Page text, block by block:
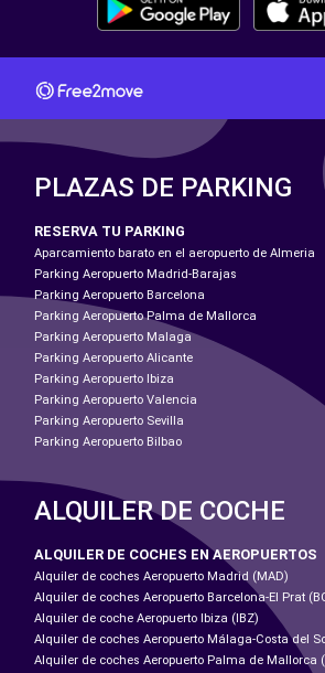
PLAZAS DE PARKING
RESERVA TU PARKING
Aparcamiento barato en el aeropuerto de Almeria
Parking Aeropuerto Madrid-Barajas
Parking Aeropuerto Barcelona
Parking Aeropuerto Palma de Mallorca
Parking Aeropuerto Malaga
Parking Aeropuerto Alicante
Parking Aeropuerto Ibiza
Parking Aeropuerto Valencia
Parking Aeropuerto Sevilla
Parking Aeropuerto Bilbao
ALQUILER DE COCHE
ALQUILER DE COCHES EN AEROPUERTOS
Alquiler de coches Aeropuerto Madrid (MAD)
Alquiler de coches Aeropuerto Barcelona-El Prat
Alquiler de coche Aeropuerto Ibiza (IBZ)
Alquiler de coches Aeropuerto Málaga-Costa del
Alquiler de coches Aeropuerto Palma de Mallorca